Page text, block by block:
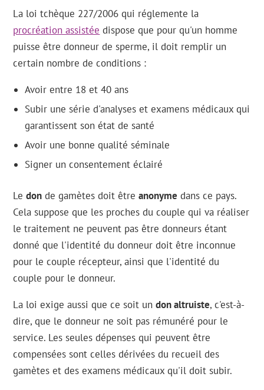
La loi tchèque 227/2006 qui réglemente la
procréation assistée dispose que pour qu'un homme
puisse être donneur de sperme, il doit remplir un
certain nombre de conditions :
Avoir entre 18 et 40 ans
Subir une série d'analyses et examens médicaux qui
garantissent son état de santé
Avoir une bonne qualité séminale
Signer un consentement éclairé
Ledon de gamètes doit êtreanonyme dans ce pays.
Cela suppose que les proches du couple qui va réaliser
le traitement ne peuvent pas être donneurs étant
donné que l'identité du donneur doit être inconnue
pour le couple récepteur, ainsi que l'identité du
couple pour le donneur.
La loi exige aussi que ce soit undon altruiste, c'est-à-
dire, que le donneur ne soit pas rémunéré pour le
service. Les seules dépenses qui peuvent être
compensées sont celles dérivées du recueil des
gamètes et des examens médicaux qu'il doit subir.